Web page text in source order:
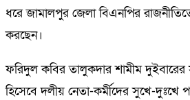
ধরে জামালপুর জেলা বিএনপির
করছেন।
ফরিদুল কবির তালুকদার শামীম
হিসেবে দলীয় নেতা-কর্মীদের সুখে-দুঃখে